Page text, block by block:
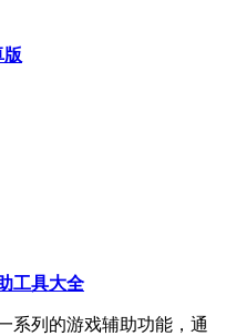
版
工具大全
系列的游戏辅助功能，通